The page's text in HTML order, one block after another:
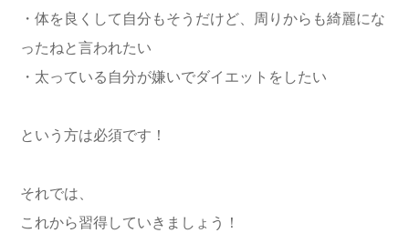
・体を良くして自分もそうだけど、周りからも綺麗にな
ったねと言われたい
・太っている自分が嫌いでダイエットをしたい
という方は必須です！
それでは、
これから習得していきましょう！